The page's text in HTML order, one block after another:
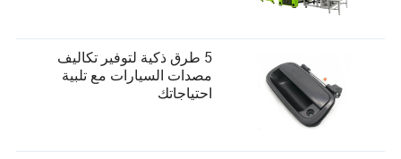
5 طرق ذكية لتوفير تكاليف
مصدات السيارات مع تلبية
احتياجاتك